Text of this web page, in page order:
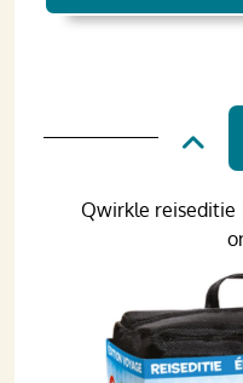
Qwirkle reiseditie